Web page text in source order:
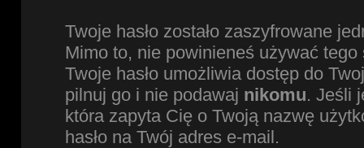
Twoje hasło zostało zaszyfrowane
Mimo to, nie powinieneś używać
Twoje hasło umożliwia dostęp do
pilnuj go i nie podawaj nikomu. Jeśli
która zapyta Cię o Twoją nazwę
hasło na Twój adres e-mail.